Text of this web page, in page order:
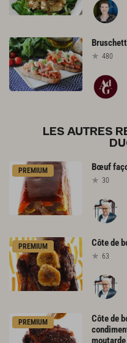
480
LES AUTRES
PREMIUM Bœuf
30
PREMIUM Côtede
63
PREMIUM
Côte de
moutarde